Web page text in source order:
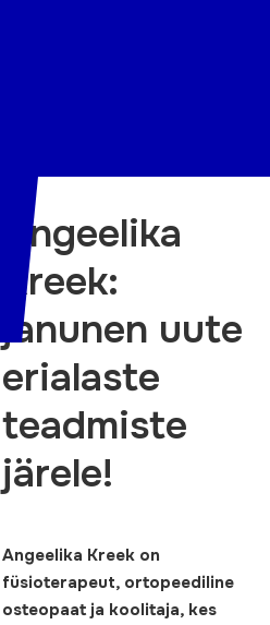
Angeelika
Kreek:
janunen uute
erialaste
teadmiste
järele!
Angeelika Kreek on
füsioterapeut, ortopeediline
osteopaatja koolitaja, kes